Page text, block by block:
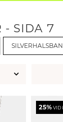
- SIDA 7
25%VID